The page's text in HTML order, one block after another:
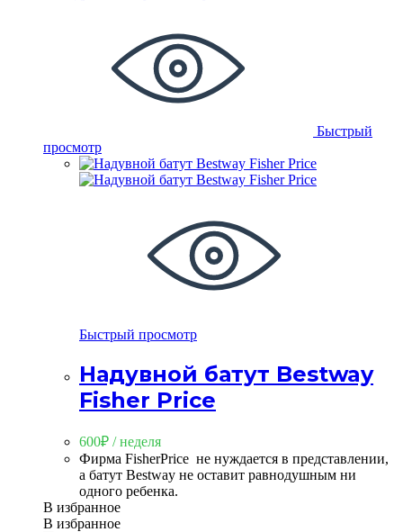
Быстрый
просмотр
Быстрый просмотр
Надувной батут Bestway
Fisher Price
600₽ / неделя
Фирма FisherPrice не нуждается в представлении,
а батут Bestway не оставит равнодушным ни
одного ребенка.
В избранное
В избранное